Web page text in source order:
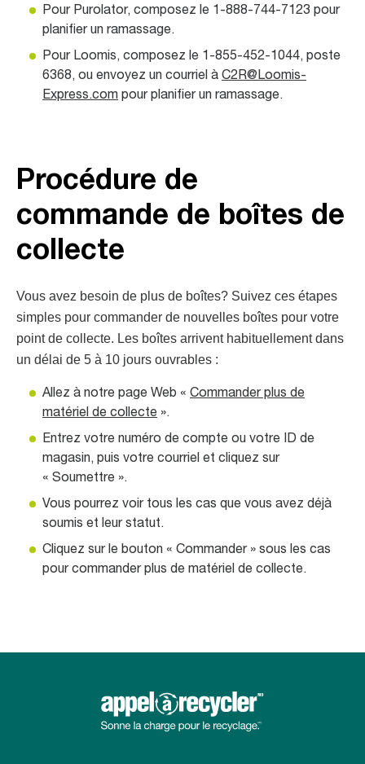
Pour Purolator, composez le 1-888-744-7123 pour
planifier un ramassage.
Pour Loomis, composez le 1-855-452-1044, poste
6368, ou envoyez un courriel à C2R@Loomis-
Express.com pour planifier un ramassage.
Procédure de
commande de boîtes de
collecte
Vous avez besoin de plus de boîtes? Suivez ces étapes
simples pour commander de nouvelles boîtes pour votre
point de collecte. Les boîtes arrivent habituellement dans
un délai de 5 à 10 jours ouvrables :
Allez à notre page Web « Commander plus de
matériel de collecte ».
Entrez votre numéro de compte ou votre ID de
magasin, puis votre courriel et cliquez sur
« Soumettre ».
Vous pourrez voir tous les cas que vous avez déjà
soumis et leur statut.
Cliquez sur le bouton « Commander » sous les cas
pour commander plus de matériel de collecte.